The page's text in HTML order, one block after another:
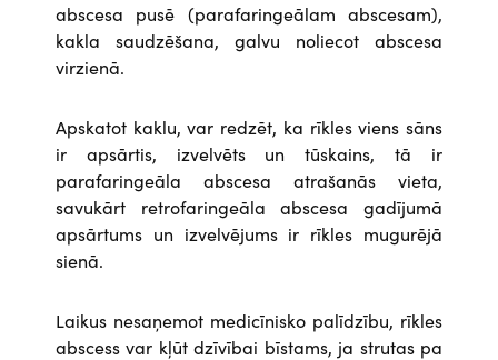
abscesa pusē (parafaringeālam abscesam),
kakla saudzēšana, galvu noliecot abscesa
virzienā.
Apskatot kaklu, var redzēt, ka rīkles viens sāns
ir apsārtis, izvelvēts un tūskains, tā ir
parafaringeāla abscesa atrašanās vieta,
savukārt retrofaringeāla abscesa gadījumā
apsārtums un izvelvējums ir rīkles mugurējā
sienā.
Laikus nesaņemot medicīnisko palīdzību, rīkles
abscess var kļūt dzīvībai bīstams, ja strutas pa